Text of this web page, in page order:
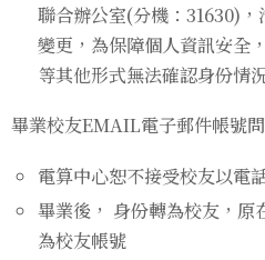
聯合辦公室(分機：31630)
變更，為保障個人資訊安全
等其他形式無法確認身份情
畢業校友EMAIL電子郵件帳號
電算中心恕不接受校友以電
畢業後， 身份轉為校友，原
為校友帳號